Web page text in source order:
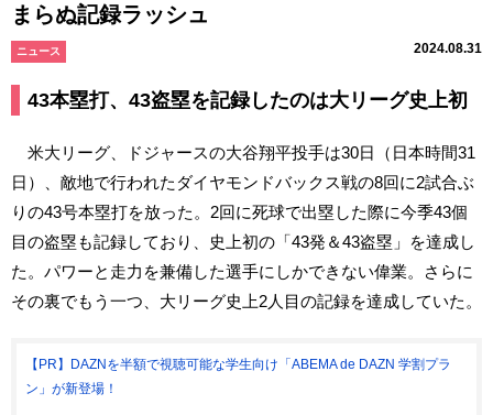
まらぬ記録ラッシュ
ニュース 2024.08.31
43本塁打、43盗塁を記録したのは大リーグ史上初
米大リーグ、ドジャースの大谷翔平投手は30日（日本時間31
日）、敵地で行われたダイヤモンドバックス戦の8回に2試合ぶ
りの43号本塁打を放った。2回に死球で出塁した際に今季43個
目の盗塁も記録しており、史上初の「43発＆43盗塁」を達成し
た。パワーと走力を兼備した選手にしかできない偉業。さらに
その裏でもう一つ、大リーグ史上2人目の記録を達成していた。
【PR】DAZNを半額で視聴可能な学生向け「ABEMA de DAZN 学割プラ
ン」が新登場！